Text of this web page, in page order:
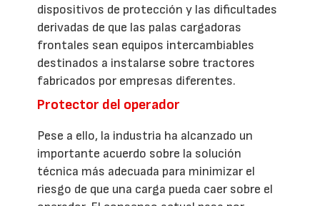
dispositivos de protección y las dificultades
derivadas de que las palas cargadoras
frontales sean equipos intercambiables
destinados a instalarse sobre tractores
fabricados por empresas diferentes.
Protector del operador
Pese a ello, la industria ha alcanzado un
importante acuerdo sobre la solución
técnica más adecuada para minimizar el
riesgo de que una carga pueda caer sobre el